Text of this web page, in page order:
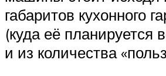
габаритов кухонного
(куда её планируется
и из количества